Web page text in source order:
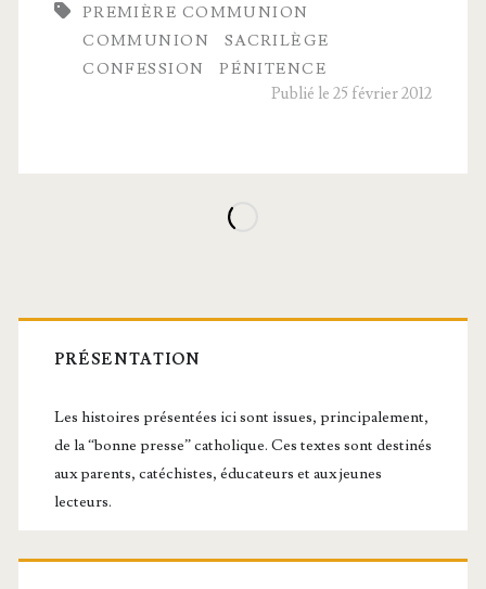
au
collège
PREMIÈRE COMMUNION
COMMUNION
SACRILÈGE
CONFESSION
PÉNITENCE
Publié le 25 février 2012
Barre
latérale
principale
PRÉSENTATION
Les histoires présentées ici sont issues, principalement,
de la “bonne presse” catholique. Ces textes sont destinés
aux parents, catéchistes, éducateurs et aux jeunes
lecteurs.